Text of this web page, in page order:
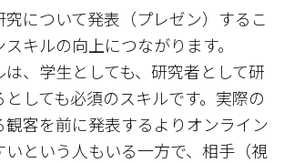
について発表（プレゼン）するこ
キルの向上につながります。
、学生としても、研究者として研
しても必須のスキルです。実際の
観客を前に発表するよりオンライン
いという人もいる一方で、相手（視